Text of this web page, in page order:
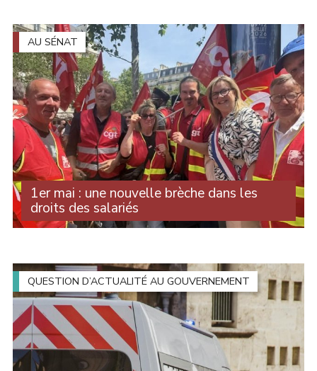
Gouvernement sur les garanties apportées (...)
AU SÉNAT
1er mai : une nouvelle brèche dans les
droits des salariés
Au printemps dernier, la question du travail le 1er mai a
adopté un texte qui autorise les (...)
QUESTION D’ACTUALITÉ AU GOUVERNEMENT